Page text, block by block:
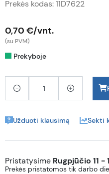
Prekės kodas: 11D7622
0,70 €/vnt.
(su PVM)
Prekyboje
Užduoti klausimą Sekti
Pristatysime Rugpjūčio 11 -
Prekės pristatomos tik darbo